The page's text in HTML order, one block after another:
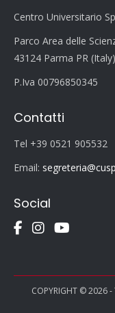
Centro Universitario
Parco Area delle
43124 Parma PR (Italy)
P.Iva 00796850345
Contatti
Tel +39 0521 905532
Email:
Social
COPYRIGHT © 2026